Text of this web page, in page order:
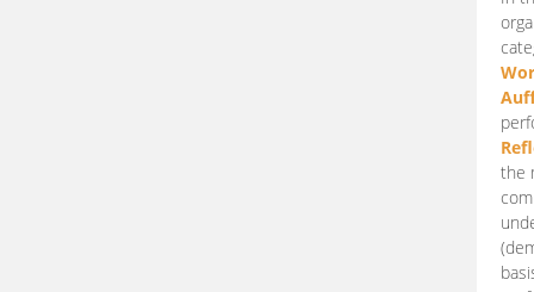
the